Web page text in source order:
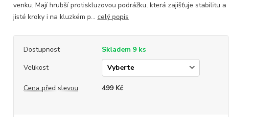
venku. Mají hrubší protiskluzovou podrážku, která zajišťuje stabilitu a
jisté kroky i na kluzkém p... celý popis
Dostupnost
Skladem 9 ks
Velikost
Cena před slevou 499 Kč